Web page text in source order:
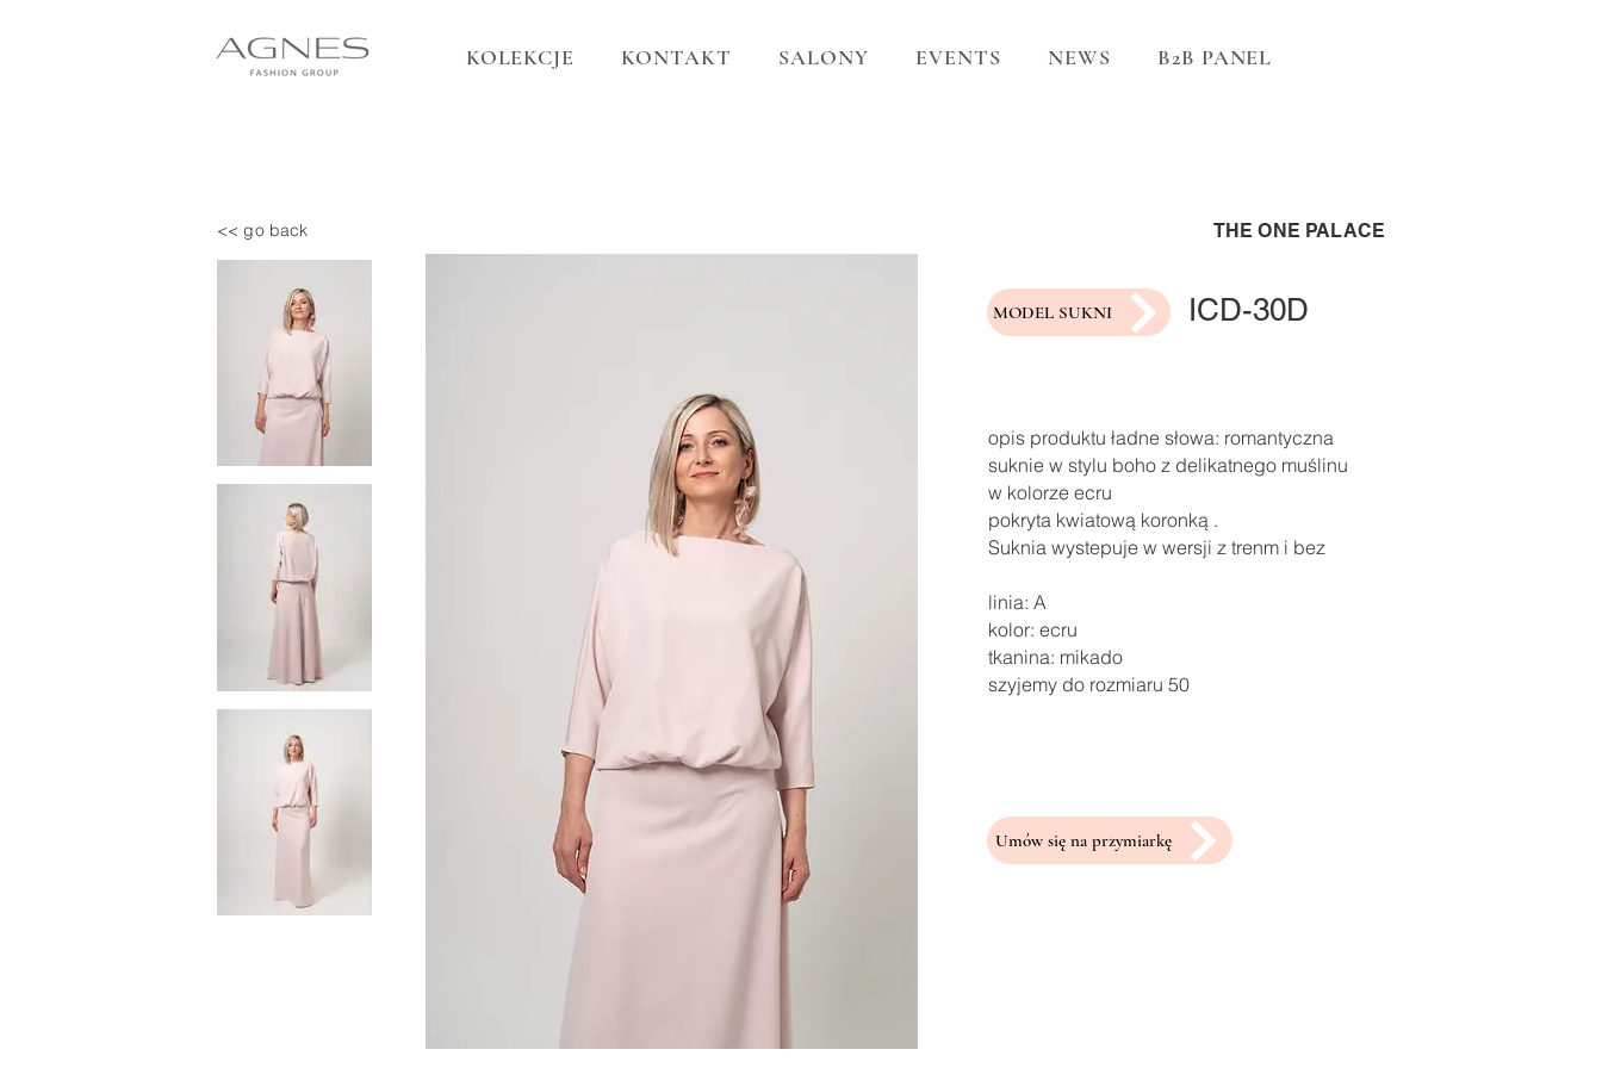
KOLEKCJE KONTAKT SALONY EVENTS NEWS B2B PANEL
<< go back THE ONE PALACE
MODEL SUKNI ICD-30D
opis produktu ładne słowa: romantyczna
suknie w stylu boho z delikatnego muślinu
w kolorze ecru
pokryta kwiatową koronką .
Suknia wystepuje w wersji z trenm i bez
linia: A
kolor: ecru
tkanina: mikado
szyjemy do rozmiaru 50
Umów się na przymiarkę